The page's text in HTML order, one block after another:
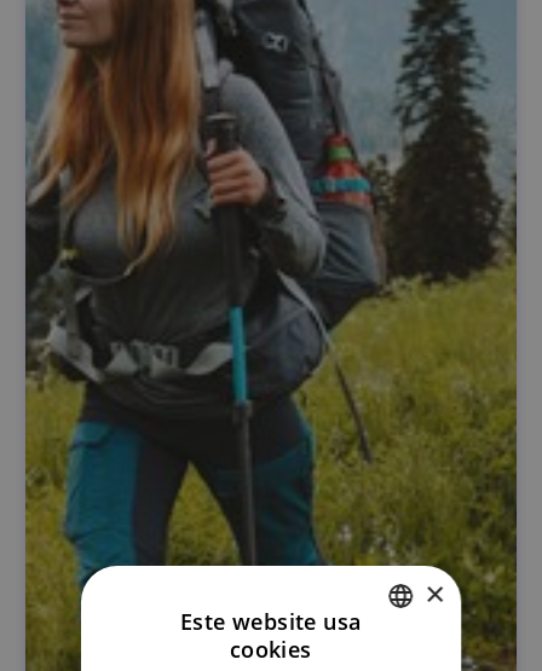
×
Este website usa
cookies